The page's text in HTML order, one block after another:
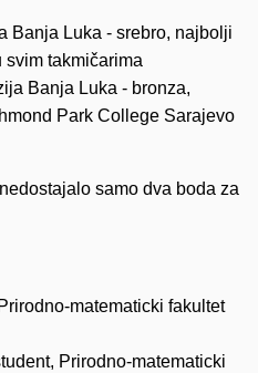
Banja Luka - srebro, najbolji
svim takmičarima
Banja Luka - bronza,
Park College Sarajevo
samo dva boda za
matematicki fakultet
Prirodno-matematicki